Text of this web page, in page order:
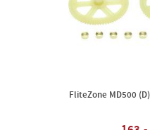
FliteZone MD500